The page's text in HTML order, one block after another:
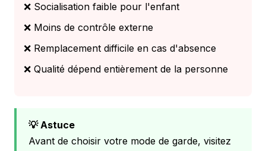
❌ Socialisation faible pour l'enfant
❌ Moins de contrôle externe
❌ Remplacement difficile en cas d'absence
❌ Qualité dépend entièrement de la personne
💡 Astuce
Avant de choisir votre mode de garde, visitez